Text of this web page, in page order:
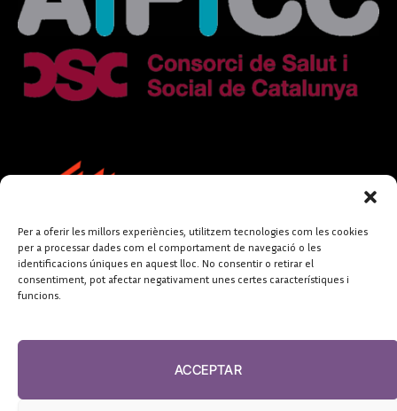
Per a oferir les millors experiències, utilitzem tecnologies com les cookies
per a processar dades com el comportament de navegació o les
identificacions úniques en aquest lloc. No consentir o retirar el
consentiment, pot afectar negativament unes certes característiques i
funcions.
ACCEPTAR
FUNDACIÓ